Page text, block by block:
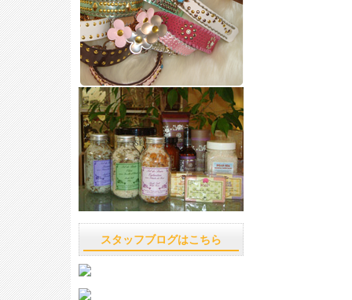
スタッフブログはこちら